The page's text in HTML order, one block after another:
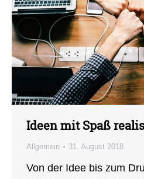
Ideen mit Spaß
Allgemein 31. August 2018
Von der Idee bis zum